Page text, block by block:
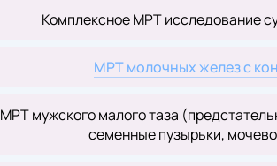
Комплексное МРТ исследование
МРТ молочных желез с
МРТ мужского малого таза
семенные пузырьки,